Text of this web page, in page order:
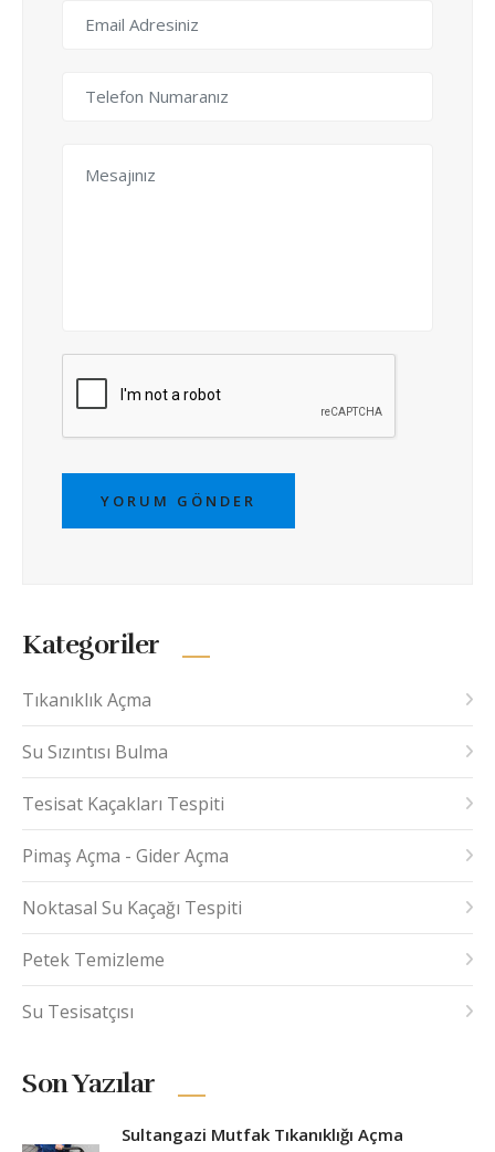
YORUM GÖNDER
Kategoriler
Tıkanıklık Açma
Su Sızıntısı Bulma
Tesisat Kaçakları Tespiti
Pimaş Açma - Gider Açma
Noktasal Su Kaçağı Tespiti
Petek Temizleme
Su Tesisatçısı
Son Yazılar
Sultangazi Mutfak Tıkanıklığı Açma